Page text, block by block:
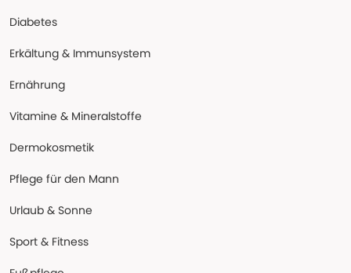
Diabetes
Erkältung & Immunsystem
Ernährung
Vitamine & Mineralstoffe
Dermokosmetik
Pflege für den Mann
Urlaub & Sonne
Sport & Fitness